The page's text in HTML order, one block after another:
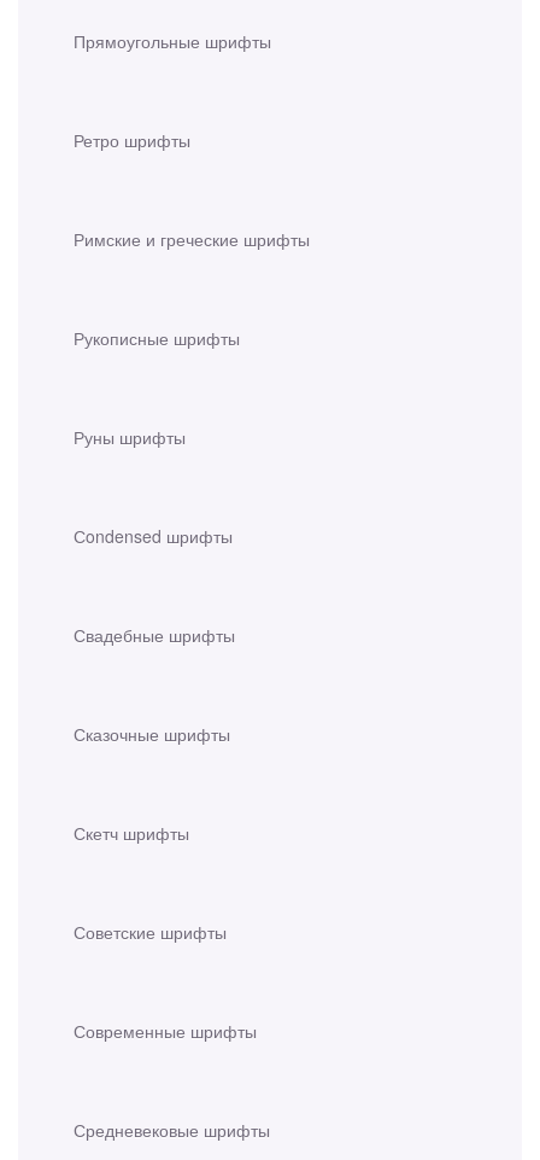
Прямоугольные шрифты
Ретро шрифты
Римские и греческие шрифты
Рукописные шрифты
Руны шрифты
Сondensed шрифты
Свадебные шрифты
Сказочные шрифты
Скетч шрифты
Советские шрифты
Современные шрифты
Средневековые шрифты